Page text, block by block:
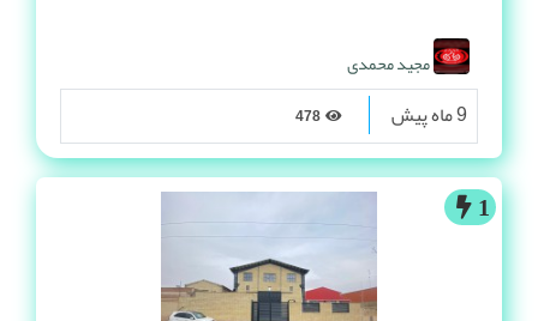
مجید محمدی
9 ماه پیش
1